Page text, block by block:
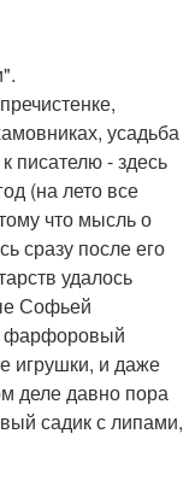
усадьба
писателю - здесь
(на лето все
что мысль о
сразу после его
удалось
Софьей
фарфоровый
игрушки, и даже
деле давно пора
садик с липами,